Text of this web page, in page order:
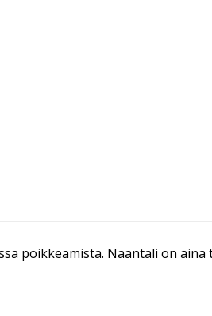
poikkeamista. Naantali on